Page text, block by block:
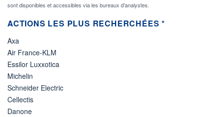
sont disponibles et accessibles via les bureaux d'analystes.
ACTIONS LES PLUS RECHERCHÉES *
Axa
Air France-KLM
Essilor Luxxotica
Michelin
Schneider Electric
Cellectis
Danone